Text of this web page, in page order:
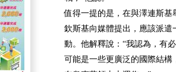
值得一提的是，在與澤連斯
欽斯基向媒體提出，應該派
動。他解釋說：“我認為，有
可能是一些更廣泛的國際結